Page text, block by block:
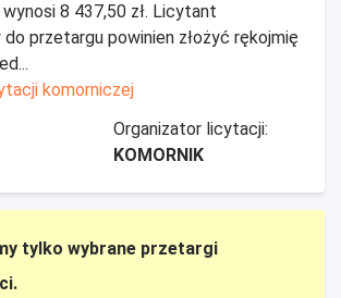
8 437,50 zł. Licytant
przetargu powinien złożyć rękojmię
komorniczej
Organizator licytacji:
KOMORNIK
tylko wybrane przetargi